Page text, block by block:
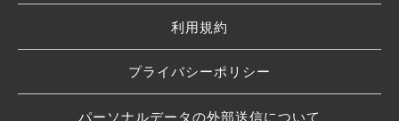
利用規約
プライバシーポリシー
パーソナルデータの外部送信について